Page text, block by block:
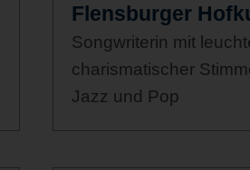
Flensburger
Songwriterin mit
charismatischer
Jazz und Pop